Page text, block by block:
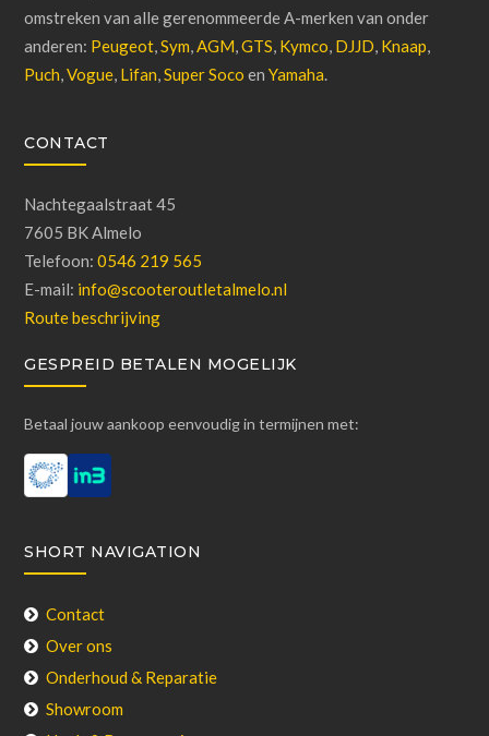
omstreken van alle gerenommeerde A-merken van onder
anderen: Peugeot,Sym,AGM,GTS, Kymco, DJJD, Knaap,
Puch,Vogue, Lifan,Super Soco enYamaha.
CONTACT
Nachtegaalstraat 45
7605 BK Almelo
Telefoon:0546 219 565
E-mail: info@scooteroutletalmelo.nl
Route beschrijving
GESPREID BETALEN MOGELIJK
Betaal jouw aankoop eenvoudig in termijnen met:
SHORT NAVIGATION
Contact
Over ons
Onderhoud & Reparatie
Showroom